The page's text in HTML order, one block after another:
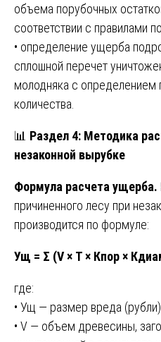
объема порубочных
соответствии с правилами
• определение ущерба
сплошной перечет
молодняка с определением
количества.
📊 Раздел 4: Методика
незаконной вырубке
Формула расчета ущерба.
причиненного лесу при
производится по формуле:
Ущ = Σ (V × Т × Кпор ×
где:
• Ущ — размер вреда
• V — объем древесины,